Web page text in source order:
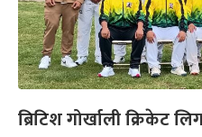
ब्रिटिश गोर्खाली क्रिकेट